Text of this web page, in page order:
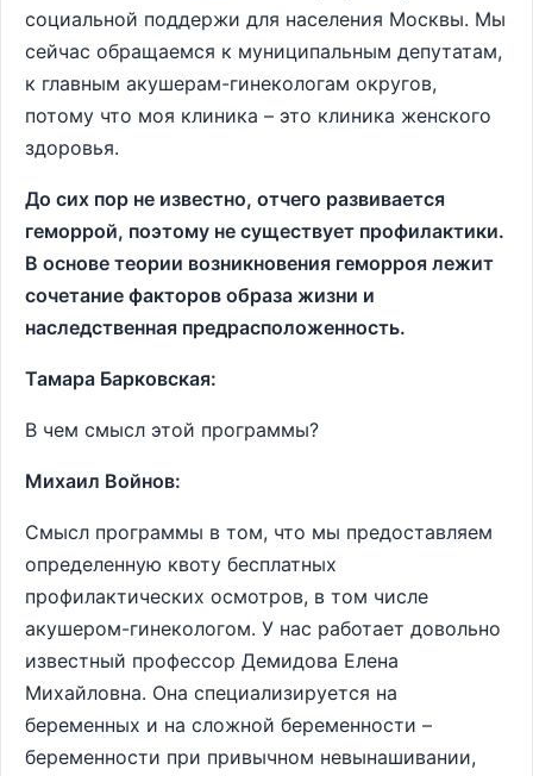
социальной поддержи для населения Москвы. Мы
сейчас обращаемся к муниципальным депутатам,
к главным акушерам-гинекологам округов,
потому что моя клиника – это клиника женского
здоровья.
До сих пор не известно, отчего развивается
геморрой, поэтому не существует профилактики.
В основе теории возникновения геморроя лежит
сочетание факторов образа жизни и
наследственная предрасположенность.
Тамара Барковская:
В чем смысл этой программы?
Михаил Войнов:
Смысл программы в том, что мы предоставляем
определенную квоту бесплатных
профилактических осмотров, в том числе
акушером-гинекологом. У нас работает довольно
известный профессор Демидова Елена
Михайловна. Она специализируется на
беременных и на сложной беременности –
беременности при привычном невынашивании,